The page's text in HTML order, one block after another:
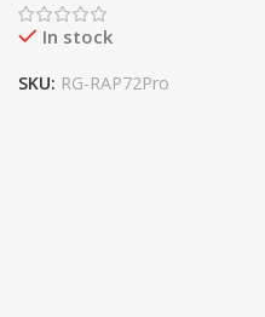
In stock
SKU: RG-RAP72Pro